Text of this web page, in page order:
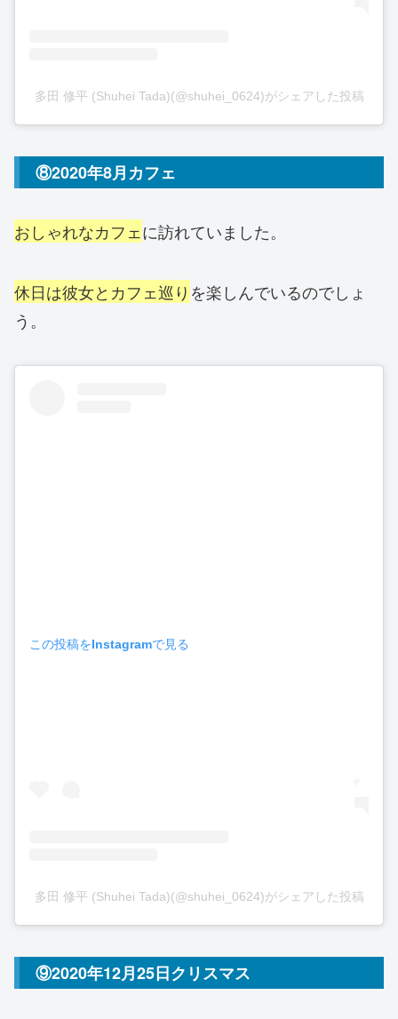
多田 修平 (Shuhei Tada)(@shuhei_0624)がシェアした投稿
⑧2020年8月カフェ
おしゃれなカフェに訪れていました。
休日は彼女とカフェ巡り を楽しんでいるのでしょ
う。
この投稿をInstagramで見る
多田 修平 (Shuhei Tada)(@shuhei_0624)がシェアした投稿
⑨2020年12月25日クリスマス